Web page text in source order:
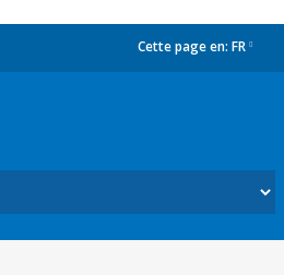
Cette page en: FR